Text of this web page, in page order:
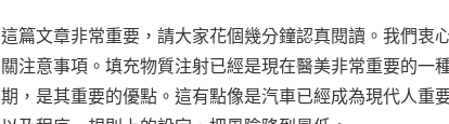
這篇文章非常重要，請大家花個幾分鐘認真閱讀。我們衷
關注意事項。填充物質注射已經是現在醫美非常重要的一
期，是其重要的優點。這有點像是汽車已經成為現代人